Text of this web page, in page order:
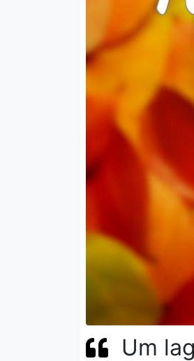
Um